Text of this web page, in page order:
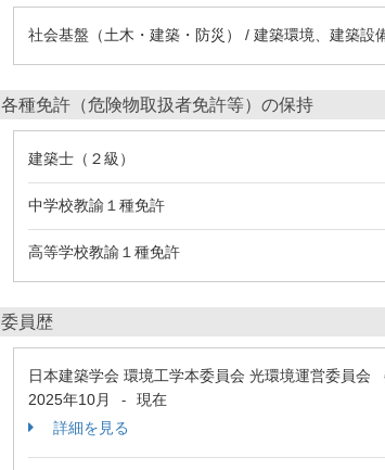
社会基盤（土木・建築・防災） / 建築環境、建築設
各種免許（危険物取扱者免許等）の保持
建築士（２級）
中学校教諭１種免許
高等学校教諭１種免許
委員歴
日本建築学会 環境工学本委員会 光環境運営委員会
2025年10月
-
現在
詳細を見る